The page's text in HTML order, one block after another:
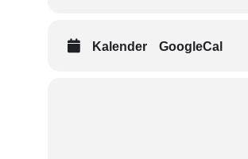
Kalender GoogleCal